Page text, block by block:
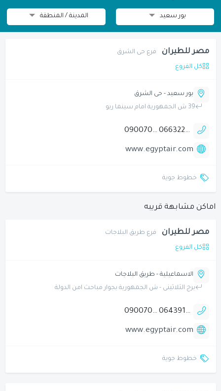
بور سعيد المدينة / المنطقة
مصر للطيران فرع حى الشرق
كل الفروع
بور سعيد - حى الشرق
39 ش الجمهورية امام سينما ريو
0663220921
090070000
www.egyptair.com
خطوط جوية
اماكن مشابهة قريبه
مصر للطيران فرع طريق البلاجات
كل الفروع
الاسماعيلية - طريق البلاجات
برج الثلاثينى - ش الجمهورية بجوار مباحث امن الدولة
0643914070
090070000
www.egyptair.com
خطوط جوية